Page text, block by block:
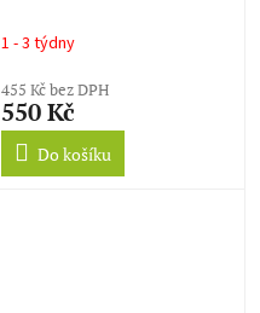
1 - 3 týdny
455 Kč bez DPH
550 Kč
Do košíku